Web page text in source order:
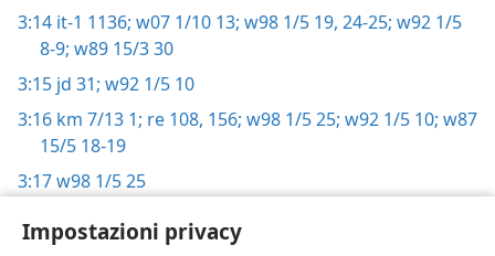
Impostazioni privacy
3:14 it-1 1136; w07 1/10 13; w98 1/5 19, 24-25; w92 1/5
8-9; w89 15/3 30
3:15 jd 31; w92 1/5 10
3:16 km 7/13 1; re 108, 156; w98 1/5 25; w92 1/5 10; w87
15/5 18-19
3:17w98 1/5 25
1/5 25